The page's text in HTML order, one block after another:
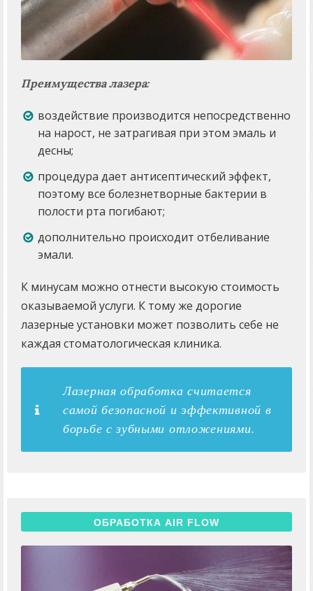
Преимущества лазера:
воздействие производится непосредственно
на нарост, не затрагивая при этом эмаль и
десны;
процедура дает антисептический эффект,
поэтому все болезнетворные бактерии в
полости рта погибают;
дополнительно происходит отбеливание
эмали.
К минусам можно отнести высокую стоимость
оказываемой услуги. К тому же дорогие
лазерные установки может позволить себе не
каждая стоматологическая клиника.
Лазерная обработка считается
самой безопасной и эффективной в
борьбе с зубными отложениями.
ОБРАБОТКА AIR FLOW